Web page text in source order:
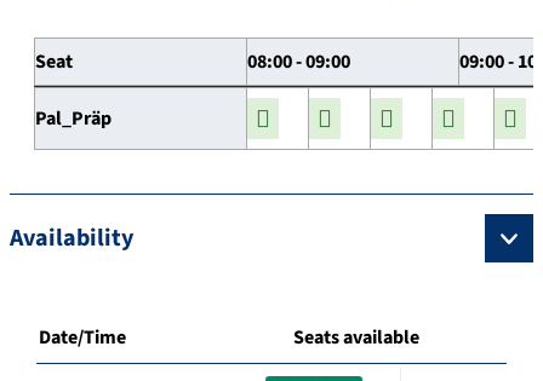
Seat 08:00 - 09:00 09:00 -
Pal_Präp
Availability
Date/Time Seats available